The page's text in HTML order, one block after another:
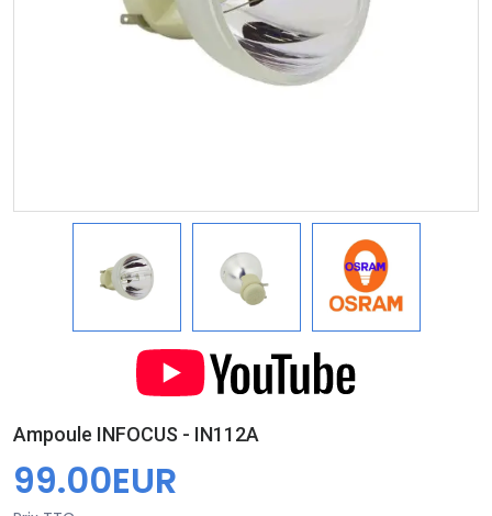
Ampoule INFOCUS - IN112A
99.00EUR